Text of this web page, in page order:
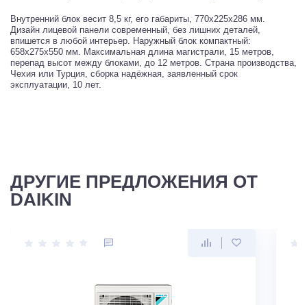
Внутренний блок весит 8,5 кг, его габариты, 770x225x286 мм.
Дизайн лицевой панели современный, без лишних деталей,
впишется в любой интерьер. Наружный блок компактный:
658x275x550 мм. Максимальная длина магистрали, 15 метров,
перепад высот между блоками, до 12 метров. Страна производства,
Чехия или Турция, сборка надёжная, заявленный срок
эксплуатации, 10 лет.
ДРУГИЕ ПРЕДЛОЖЕНИЯ ОТ
DAIKIN